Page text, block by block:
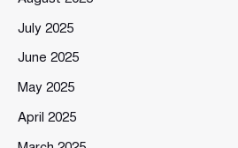
July 2025
June 2025
May 2025
April 2025